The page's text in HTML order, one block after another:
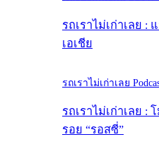
รถเราไม่เก่าเลย
เอเชีย
รถเราไม่เก่าเลย
รถเราไม่เก่าเลย :
รอย “รอสซี่”